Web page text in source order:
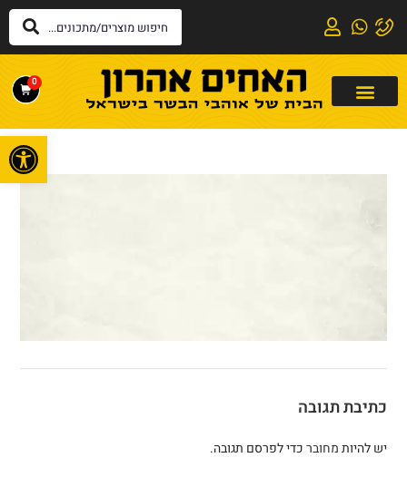
0
כתיבת תגובה
יש להיותמחוברכדי לפרסם תגובה.